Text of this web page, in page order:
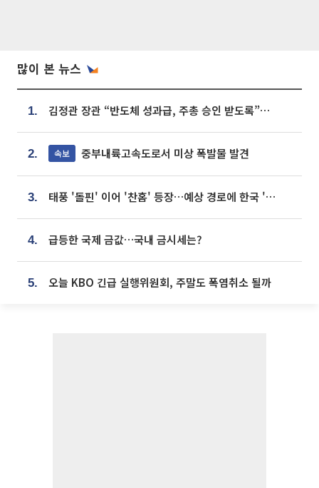
많이 본 뉴스
1. 김정관 장관 “반도체 성과급, 주총 승인 받도록”…상법·자본시장법 개정 시사
2. 속보 중부내륙고속도로서 미상 폭발물 발견
3. 태풍 '돌핀' 이어 '찬홈' 등장…예상 경로에 한국 '한숨'
4. 급등한 국제 금값…국내 금시세는?
5. 오늘 KBO 긴급 실행위원회, 주말도 폭염취소 될까